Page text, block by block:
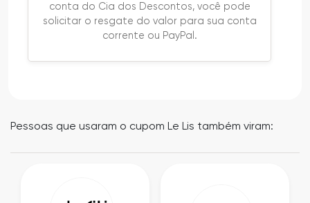
conta do Cia dos Descontos, você pode
solicitar o resgate do valor para sua conta
corrente ou PayPal.
Pessoas que usaram o cupom Le Lis também viram: